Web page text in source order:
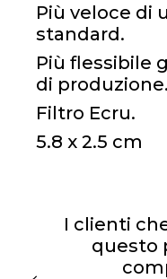
Più veloce di
standard.
Più flessibile
di produzione.
Filtro Ecru.
5.8 x 2.5 cm
I clienti
questo